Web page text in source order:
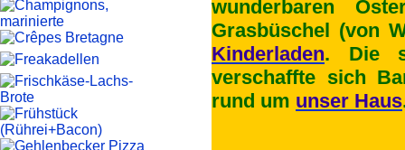
wunderbaren
Grasbüschel (von
Kinderladen. Die
verschaffte sich
rund um unser Haus